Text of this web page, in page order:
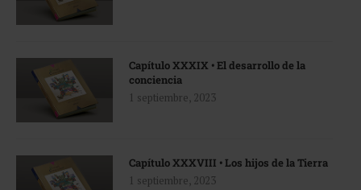
Capítulo XXXIX • El desarrollo de la
conciencia
1 septiembre, 2023
Capítulo XXXVIII • Los hijos de la Tierra
1 septiembre, 2023